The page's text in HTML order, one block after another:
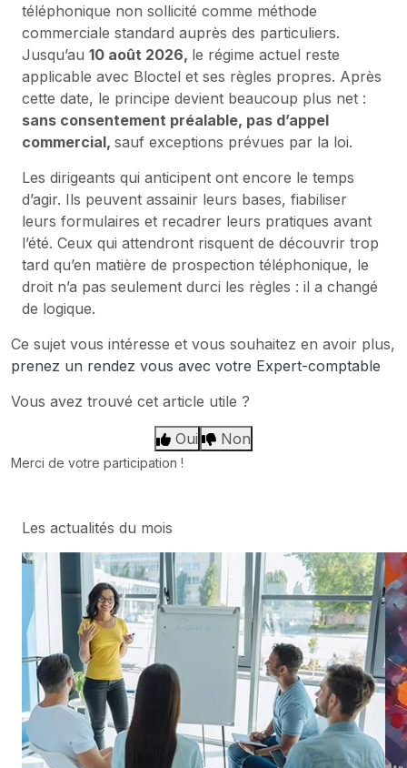
téléphonique non sollicité comme méthode
commerciale standard auprès des particuliers.
Jusqu’au 10 août 2026, le régime actuel reste
applicable avec Bloctel et ses règles propres. Après
cette date, le principe devient beaucoup plus net :
sans consentement préalable, pas d’appel
commercial, sauf exceptions prévues par la loi.
Les dirigeants qui anticipent ont encore le temps
d’agir. Ils peuvent assainir leurs bases, fiabiliser
leurs formulaires et recadrer leurs pratiques avant
l’été. Ceux qui attendront risquent de découvrir trop
tard qu’en matière de prospection téléphonique, le
droit n’a pas seulement durci les règles : il a changé
de logique.
Ce sujet vous intéresse et vous souhaitez en avoir plus,
prenez un rendez vous avec votre Expert-comptable
Vous avez trouvé cet article utile ?
Oui Non
Merci de votre participation !
Les actualités du mois